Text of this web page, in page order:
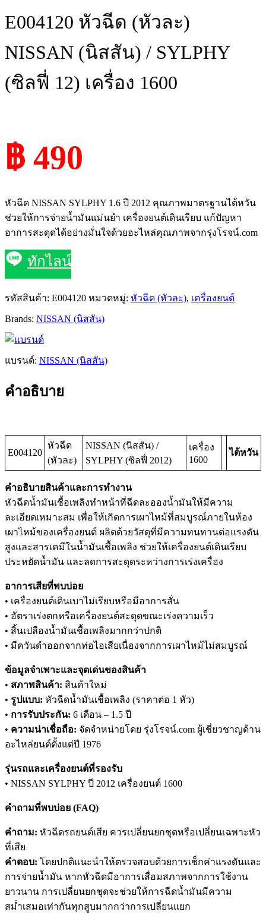
E004120 หัวฉีด (หัวละ)
NISSAN (นิสสัน) / SYLPHY
(ซิลฟี่ 12) เครื่อง 1600
฿ 490
หัวฉีด NISSAN SYLPHY 1.6 ปี 2012 คุณภาพมาตรฐานไต้หวัน
ช่วยให้การจ่ายน้ำมันแม่นยำ เครื่องยนต์เดินเรียบ แก้ปัญหา
อาการสะดุดได้อย่างมั่นใจด้วยอะไหล่คุณภาพจากรุ่งโรจน์.com
ทักไลน์
รหัสสินค้า: E004120 หมวดหมู่: หัวฉีด (หัวละ), เครื่องยนต์
Brands: NISSAN (นิสสัน)
แบรนด์: NISSAN (นิสสัน)
คำอธิบาย
E004120
หัวฉีด
(หัวละ)
NISSAN (นิสสัน) /
SYLPHY (ซิลฟี่ 2012)
เครื่อง
1600
ไต้หวัน
คำอธิบายสินค้าและการทำงาน
หัวฉีดน้ำมันเชื้อเพลิงทำหน้าที่ฉีดละอองน้ำมันให้มีความ
ละเอียดเหมาะสม เพื่อให้เกิดการเผาไหม้ที่สมบูรณ์ภายในห้อง
เผาไหม้ของเครื่องยนต์ ผลิตด้วยวัสดุที่มีความทนทานต่อแรงดัน
สูงและสารเคมีในน้ำมันเชื้อเพลิง ช่วยให้เครื่องยนต์เดินเรียบ
ประหยัดน้ำมัน และลดการสะดุดระหว่างการเร่งเครื่อง
อาการเสียที่พบบ่อย
• เครื่องยนต์เดินเบาไม่เรียบหรือมีอาการสั่น
• อัตราเร่งตกหรือเครื่องยนต์สะดุดขณะเร่งความเร็ว
• สิ้นเปลืองน้ำมันเชื้อเพลิงมากกว่าปกติ
• มีควันดำออกจากท่อไอเสียเนื่องจากการเผาไหม้ไม่สมบูรณ์
ข้อมูลจำเพาะและจุดเด่นของสินค้า
• สภาพสินค้า: สินค้าใหม่
• รูปแบบ: หัวฉีดน้ำมันเชื้อเพลิง (ราคาต่อ 1 หัว)
• การรับประกัน: 6 เดือน – 1.5 ปี
• ความน่าเชื่อถือ: จัดจำหน่ายโดย รุ่งโรจน์.com ผู้เชี่ยวชาญด้าน
อะไหล่ยนต์ตั้งแต่ปี 1976
รุ่นรถและเครื่องยนต์ที่รองรับ
• NISSAN SYLPHY ปี 2012 เครื่องยนต์ 1600
คำถามที่พบบ่อย (FAQ)
คำถาม: หัวฉีดรถยนต์เสีย ควรเปลี่ยนยกชุดหรือเปลี่ยนเฉพาะหัว
ที่เสีย
คำตอบ: โดยปกติแนะนำให้ตรวจสอบด้วยการเช็กค่าแรงดันและ
การจ่ายน้ำมัน หากหัวฉีดมีอาการเสื่อมสภาพจากการใช้งาน
ยาวนาน การเปลี่ยนยกชุดจะช่วยให้การฉีดน้ำมันมีความ
สม่ำเสมอเท่ากันทุกสูบมากกว่าการเปลี่ยนแยก